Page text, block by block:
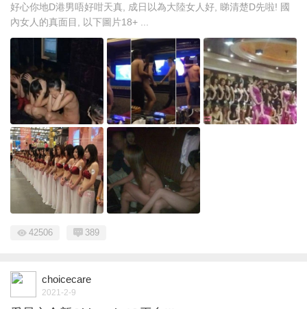
好心你地D港男唔好咁天真, 成日以為大陸女人好, 睇清楚D先啦! 國
內女人的真面目, 以下圖片18+ ...
42506 389
choicecare
2021-2-9